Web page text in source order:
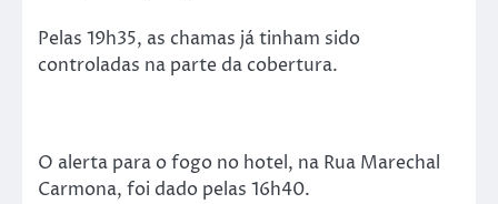
Pelas 19h35, as chamas já tinham sido
controladas na parte da cobertura.
O alerta para o fogo no hotel, na Rua Marechal
Carmona, foi dado pelas 16h40.